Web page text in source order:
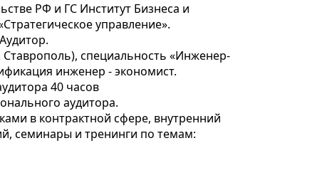
РФ и ГС Институт Бизнеса и
управление».
Ставрополь), специальность «Инженер-
инженер - экономист.
40 часов
аудитора.
в контрактной сфере, внутренний
семинары и тренинги по темам: